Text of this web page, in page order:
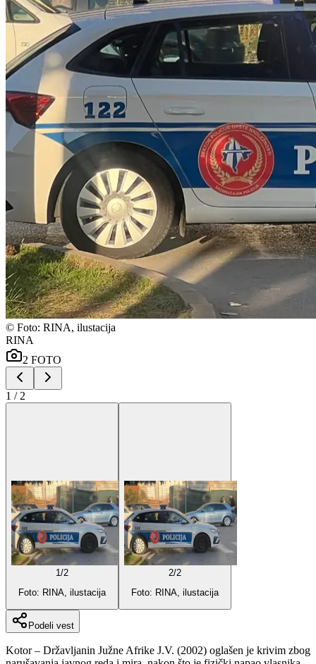
© Foto: RINA, ilustacija
RINA
2 FOTO
1 / 2
1 /2
Foto: RINA, ilustacija
2/2
Foto: RINA, ilustacija
Podeli vest
Kotor – Državljanin Južne Afrike J.V. (2002) oglašen je krivim zbog